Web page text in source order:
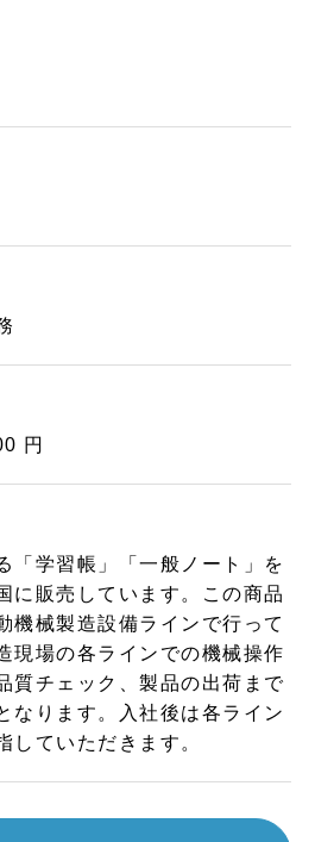
円
「学習帳」「一般ノート」を
に販売しています。この商品
機械製造設備ラインで行って
現場の各ラインでの機械操作
質チェック、製品の出荷まで
なります。入社後は各ライン
していただきます。